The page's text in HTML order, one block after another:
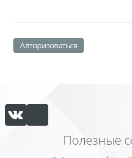
Авторизоваться
Полезные